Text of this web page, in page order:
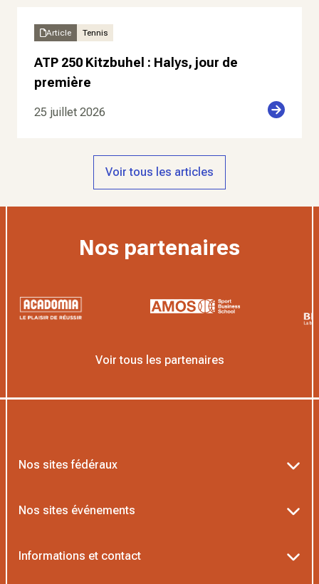
Article Tennis
ATP 250 Kitzbuhel : Halys, jour de
première
25 juillet 2026
Voir tous les articles
Nos partenaires
Voir tous les partenaires
Nos sites fédéraux
Nos sites événements
Informations et contact